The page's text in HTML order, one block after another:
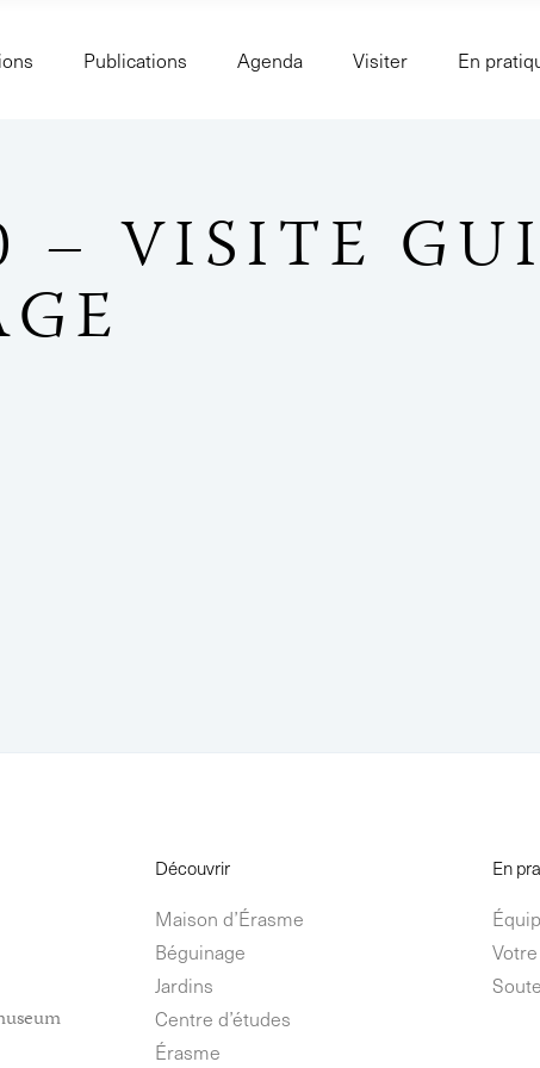
Publications Agenda Visiter En
– VISITE
Découvrir
Maison d’Érasme
Béguinage
Jardins
Centre d’études
Érasme
En